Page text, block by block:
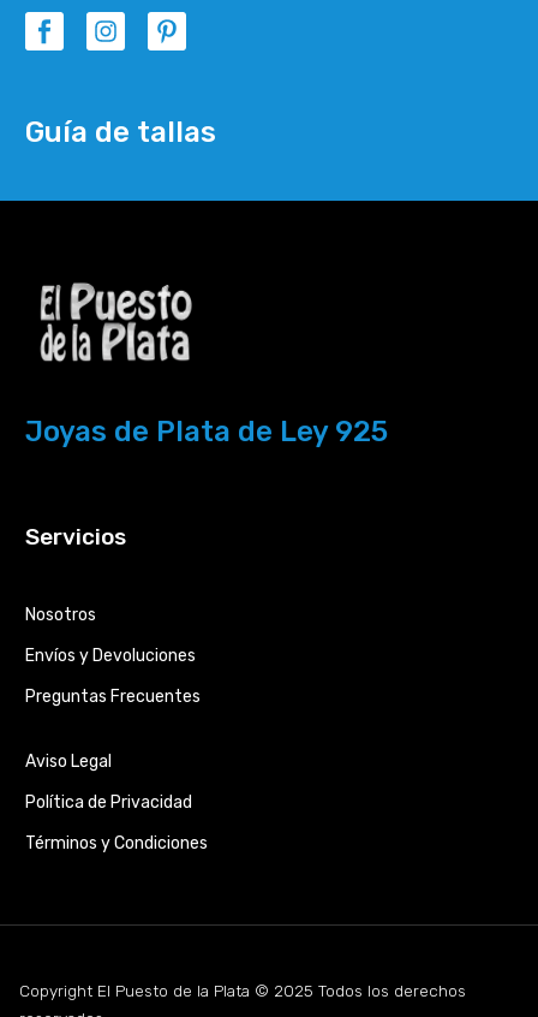
Guía de tallas
Joyas de Plata de Ley 925
Servicios
Nosotros
Envíos y Devoluciones
Preguntas Frecuentes
Aviso Legal
Política de Privacidad
Términos y Condiciones
Copyright El Puesto de la Plata © 2025 Todos los derechos